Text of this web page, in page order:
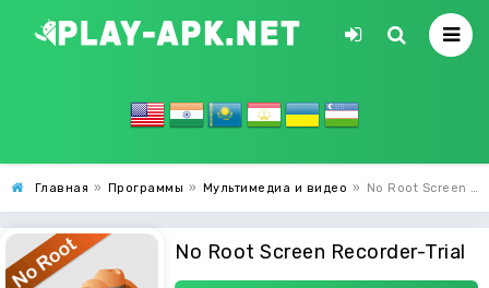
Главная » Программы » Мультимедиа и видео » No Root Screen Recorder-Trial
No Root Screen Recorder-Trial